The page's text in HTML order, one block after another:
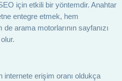
için etkili bir yöntemdir. Anahtar
entegre etmek, hem
de arama motorlarının sayfanızı
erişim oranı oldukça